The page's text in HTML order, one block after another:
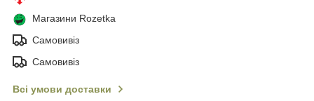
Магазини Rozetka
Самовивіз
Самовивіз
Всі умови доставки